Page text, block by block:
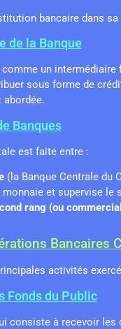
bancaire dans
de la Banque
un
sous forme de
abordée.
Banques
est faite entre :
(la Banque Centrale du
et supervise le
rang (ou
Bancaires
activités
Fonds du Public
consiste à recevoir